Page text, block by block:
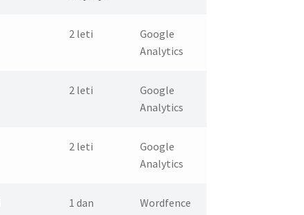
2 leti
Google
Analytics
2 leti
Google
Analytics
2 leti
Google
Analytics
1 dan Wordfence